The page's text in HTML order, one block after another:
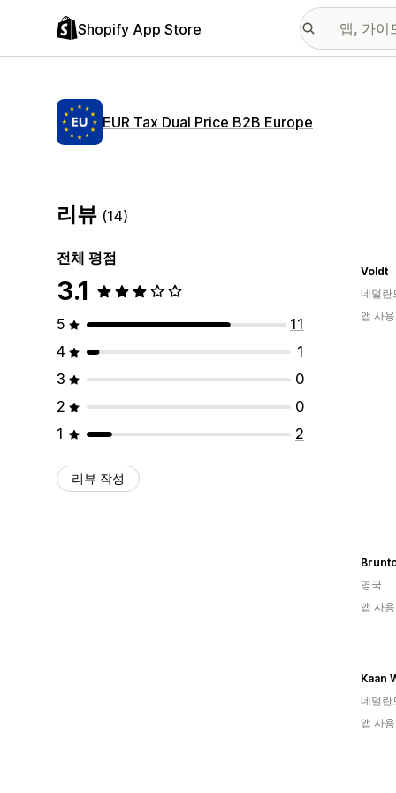
Shopify App Store
EUR Tax Dual Price B2B Europe
리뷰 (14)
전체 평점
3.1
5
11
4
1
3
0
2
0
1
2
리뷰 작성
Voldt
네덜란
앱 사
영국
앱 사
Kaan
네덜란
앱 사